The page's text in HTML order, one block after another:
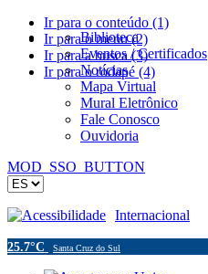
Ir para o conteúdo (1)
Ir para o menu (2)
Ir para a busca (3)
Ir para o rodapé (4)
Biblioteca
Eventos / Certificados
Notícias
Mapa Virtual
Mural Eletrônico
Fale Conosco
Ouvidoria
MOD_SSO_BUTTON
Acessibilidade Internacional
25.7°C Santa Cruz do Sul